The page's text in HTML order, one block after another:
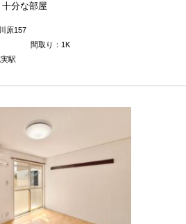
分な部屋
原157
間取り：1K
駅